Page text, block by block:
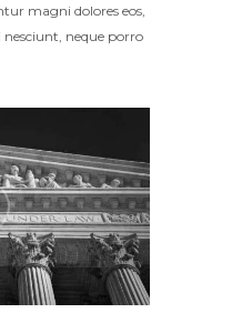
magni dolores eos,
neque porro